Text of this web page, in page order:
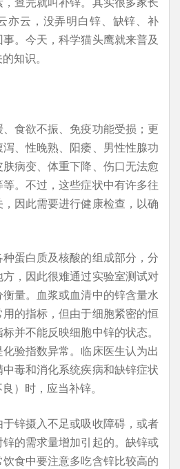
亦云，没弄明白锌、缺锌、补
。今天，科学猫头鹰就来普及
知识。
食欲不振、免疫功能受损；更
、性晚熟、阳痿、男性性腺功
病变、体重下降、伤口无法愈
。不过，这些症状中有许多往
因此需要进行健康检查，以确
蛋白质及核酸的组成部分，分
，因此很难通过实验室测试对
量。血浆或血清中的锌含量水
的指标，但由于细胞紧密的恒
并不能反映细胞中锌的状态。
验指数异常。临床医生认为出
毒和消化系统疾病和缺锌症状
）时，应当补锌。
于锌摄入不足或吸收障碍，或者
的需求量增加引起的。缺锌或
食中要注意多吃含锌比较高的